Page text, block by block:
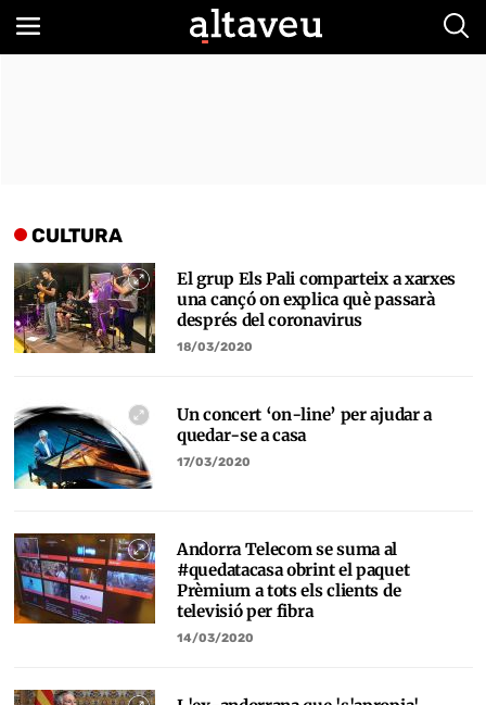
CULTURA
El grup Els Pali comparteix a xarxes
una cançó on explica què passarà
després del coronavirus
18/03/2020
Un concert ‘on-line’ per ajudar a
quedar-se a casa
17/03/2020
Andorra Telecom se suma al
#quedatacasa obrint el paquet
Prèmium a tots els clients de
televisió per fibra
14/03/2020